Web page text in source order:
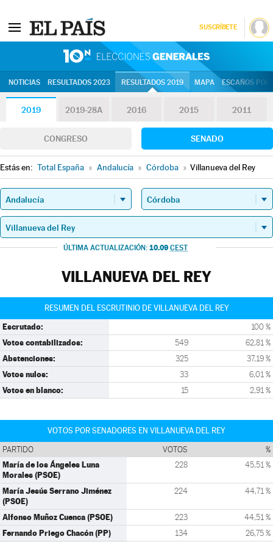
SUSCRÍBETE
NOTICIAS RESULTADOS 2023 RESULTADOS 2019 MAPA ESCAÑOS
2019 2019-28A 2016 2015 2011
CONGRESO SENADO
Estás en: Total España » Andalucía » Córdoba » Villanueva del Rey
ÚLTIMA ACTUALIZACIÓN: 10.09 CEST
VILLANUEVA DEL REY
RESUMEN DEL ESCRUTINIO DE VILLANUEVA DEL REY
Escrutado: 100 %
Votos contabilizados: 549 62,81 %
Abstenciones: 325 37,19 %
Votos nulos: 33 6,01 %
Votos en blanco: 15 2,91 %
VOTOS POR SENADORES EN VILLANUEVA DEL REY
PARTIDO VOTOS %
María de los Ángeles Luna
Morales (PSOE)
228 45,51 %
María Jesús Serrano Jiménez
(PSOE)
224 44,71 %
Alfonso Muñoz Cuenca (PSOE) 223 44,51 %
Fernando Priego Chacón (PP) 134 26,75 %